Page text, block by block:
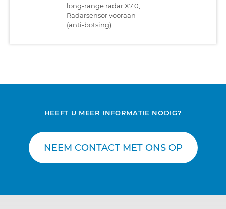
long-range radar X7.0,
Radarsensor vooraan
(anti-botsing)
HEEFT U MEER INFORMATIE NODIG?
NEEM CONTACT MET ONS OP